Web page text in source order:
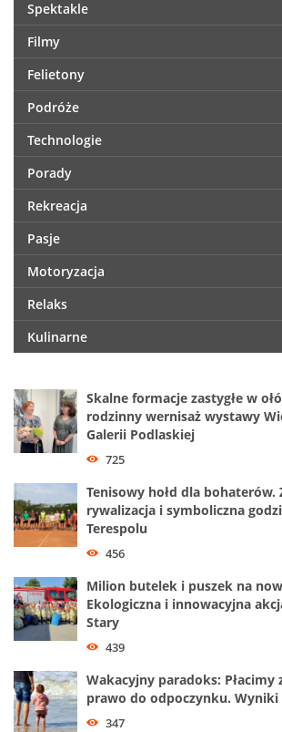
Spektakle
Filmy
Felietony
Podróże
Technologie
Porady
Rekreacja
Pasje
Motoryzacja
Relaks
Kulinarne
Skalne formacje zastygłe w
rodzinny wernisaż wystawy
Galerii Podlaskiej
725
Tenisowy hołd dla bohaterów.
rywalizacja i symboliczna
Terespolu
456
Milion butelek i puszek na
Ekologiczna i innowacyjna
Stary
439
Wakacyjny paradoks: Płacimy
prawo do odpoczynku. Wyniki
347